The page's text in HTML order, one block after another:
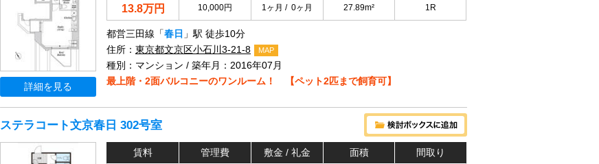
詳細を見る
13.8万円 10,000円 1ヶ月 / 0ヶ月 27.89m² 1R
都営三田線「 春日 」駅 徒歩10分
住所： 東京都文京区小石川3-21-8 MAP
種別：マンション / 築年月：2016年07月
最上階・2面バルコニーのワンルーム！ 【ペット2匹まで飼育可】
ステラコート文京春日 302号室
賃料 管理費 敷金 / 礼金 面積 間取り